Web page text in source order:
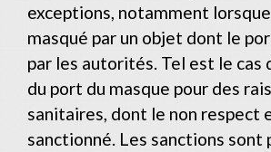
exceptions, notamment
masqué par un objet dont le
par les autorités. Tel est le cas
du port du masque pour des
sanitaires, dont le non respect
sanctionné. Les sanctions sont